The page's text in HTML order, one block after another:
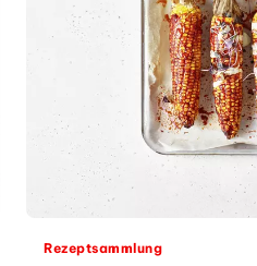
Rezeptsammlung